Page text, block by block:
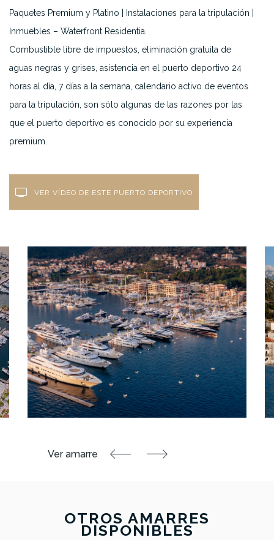
Paquetes Premium y Platino | Instalaciones para la tripulación |
Inmuebles – Waterfront Residentia.
Combustible libre de impuestos, eliminación gratuita de
aguas negras y grises, asistencia en el puerto deportivo 24
horas al día, 7 días a la semana, calendario activo de eventos
para la tripulación, son sólo algunas de las razones por las
que el puerto deportivo es conocido por su experiencia
premium.
VER VÍDEO DE ESTE PUERTO DEPORTIVO
OTROS AMARRES
DISPONIBLES